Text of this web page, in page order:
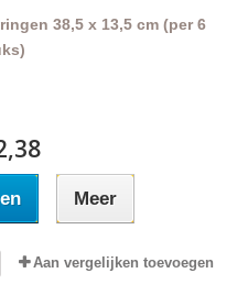
38,5 x 13,5 cm (per 6
Meer
Aan vergelijken toevoegen